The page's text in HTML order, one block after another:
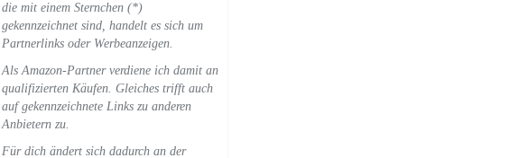
die mit einem Sternchen (*)
gekennzeichnet sind, handelt es sich um
Partnerlinks oder Werbeanzeigen.
Als Amazon-Partner verdiene ich damit an
qualifizierten Käufen. Gleiches trifft auch
auf gekennzeichnete Links zu anderen
Anbietern zu.
Für dich ändert sich dadurch an der